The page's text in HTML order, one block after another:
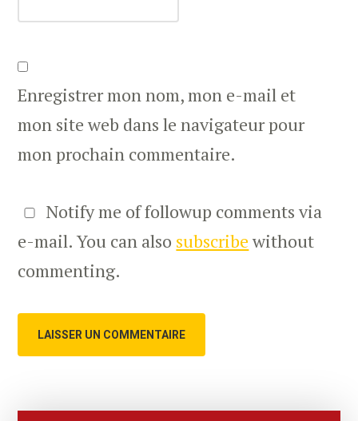
Enregistrer mon nom, mon e-mail et
mon site web dans le navigateur pour
mon prochain commentaire.
Notify me of followup comments via
e-mail. You can also subscribe without
commenting.